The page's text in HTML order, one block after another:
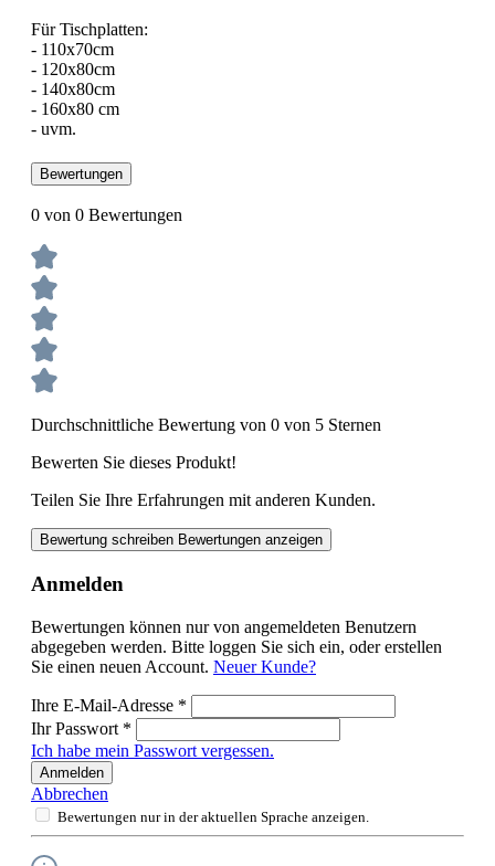
Für Tischplatten:
- 110x70cm
- 120x80cm
- 140x80cm
- 160x80 cm
- uvm.
Bewertungen
0 von 0 Bewertungen
Durchschnittliche Bewertung von 0 von 5 Sternen
Bewerten Sie dieses Produkt!
Teilen Sie Ihre Erfahrungen mit anderen Kunden.
Bewertung schreiben Bewertungen anzeigen
Anmelden
Bewertungen können nur von angemeldeten Benutzern
abgegeben werden. Bitte loggen Sie sich ein, oder erstellen
Sie einen neuen Account. Neuer Kunde?
Ihre E-Mail-Adresse *
Ihr Passwort *
Ich habe mein Passwort vergessen.
Anmelden
Abbrechen
Bewertungen nur in der aktuellen Sprache anzeigen.